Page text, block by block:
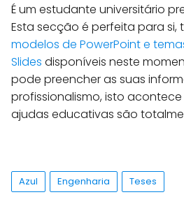
É um estudante universitário
Esta secção é perfeita para si,
modelos de PowerPoint e
Slides disponíveis neste
pode preencher as suas
profissionalismo, isto
ajudas educativas são
Azul Engenharia Teses